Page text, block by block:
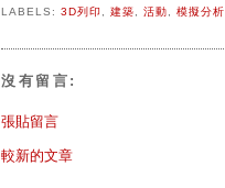
LABELS: 3D列印, 建築, 活動, 模擬分析
沒有留言:
張貼留言
較新的文章